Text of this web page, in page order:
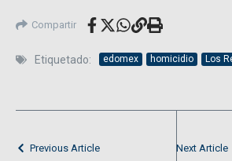
Compartir
Etiquetado: edomex homicidio Los
Previous Article Next Article